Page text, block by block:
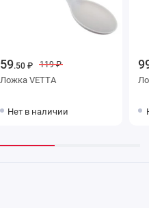
59.50 ₽ 119 ₽
Ложка VETTA
Нет в наличии